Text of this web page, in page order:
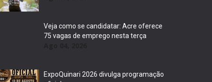
Veja como se candidatar: Acre oferece
75 vagas de emprego nesta terça
ExpoQuinari 2026 divulga programação